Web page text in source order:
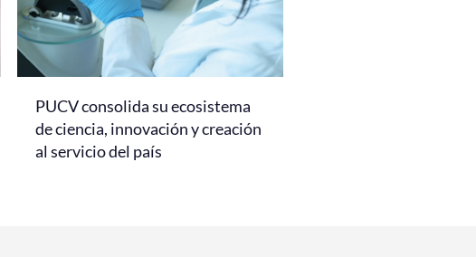
PUCV consolida su ecosistema
de ciencia, innovación y creación
al servicio del país